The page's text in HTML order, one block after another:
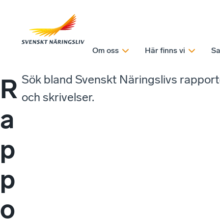
Om oss Här finns vi
R
a
p
p
o
Sök bland Svenskt Näringslivs
och skrivelser.